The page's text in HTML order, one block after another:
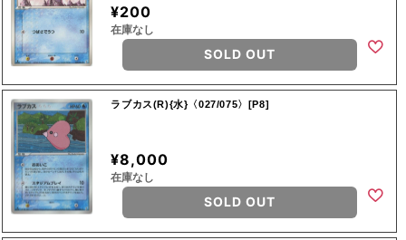
¥200
在庫なし
SOLD OUT
ラブカス(R){水}〈027/075〉[P8]
¥8,000
在庫なし
SOLD OUT